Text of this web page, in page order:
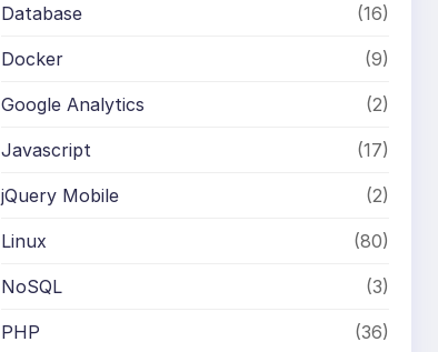
Database (16)
Docker (9)
Google Analytics (2)
Javascript (17)
jQuery Mobile (2)
Linux (80)
NoSQL (3)
PHP (36)